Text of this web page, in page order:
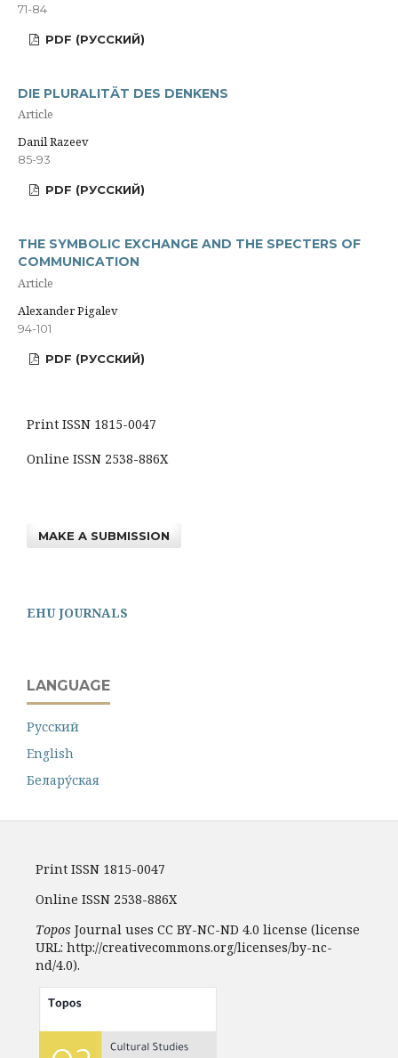
71-84
PDF (РУССКИЙ)
DIE PLURALITÄT DES DENKENS
Article
Danil Razeev
85-93
PDF (РУССКИЙ)
THE SYMBOLIC EXCHANGE AND THE SPECTERS OF
COMMUNICATION
Article
Alexander Pigalev
94-101
PDF (РУССКИЙ)
Print ISSN 1815-0047
Online ISSN 2538-886X
MAKE A SUBMISSION
EHU JOURNALS
LANGUAGE
Русский
English
Белару́ская
Print ISSN 1815-0047
Online ISSN 2538-886X
Topos Journal uses CC BY-NC-ND 4.0 license (license
URL: http://creativecommons.org/licenses/by-nc-
nd/4.0).